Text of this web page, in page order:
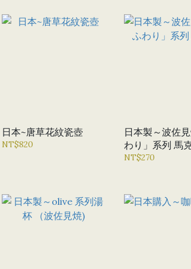
日本~唐草花紋瓷壺
NT$820
日本製～波佐
わり」系列 馬
NT$270